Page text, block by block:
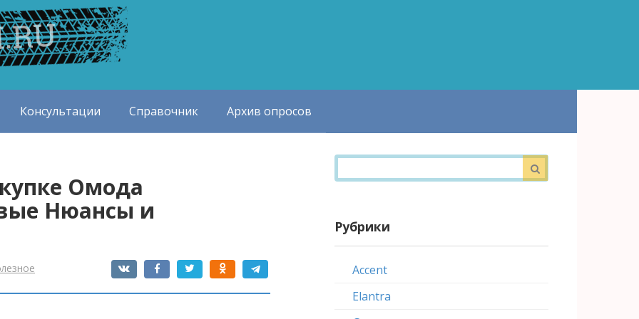
Консультации Справочник Архив опросов
Омода
Нюансы и
Поиск:
Рубрики
Accent
Elantra